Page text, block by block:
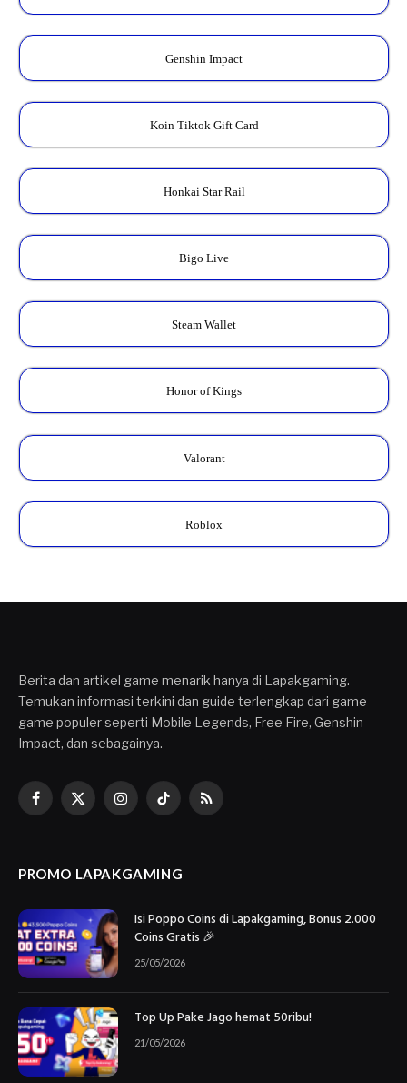
Genshin Impact
Koin Tiktok Gift Card
Honkai Star Rail
Bigo Live
Steam Wallet
Honor of Kings
Valorant
Roblox
Berita dan artikel game menarik hanya di Lapakgaming.
Temukan informasi terkini dan guide terlengkap dari game-
game populer seperti Mobile Legends, Free Fire, Genshin
Impact, dan sebagainya.
Facebook
X
InstagramTikTokRSS
PROMO LAPAKGAMING
Isi Poppo Coins di Lapakgaming, Bonus 2.000
Coins Gratis 🎉
25/05/2026
Top Up Pake Jago hemat 50ribu!
21/05/2026